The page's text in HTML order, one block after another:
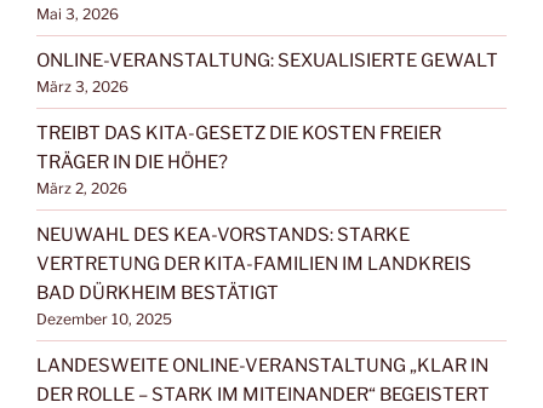
Mai 3, 2026
ONLINE-VERANSTALTUNG: SEXUALISIERTE GEWALT
März 3, 2026
TREIBT DAS KITA-GESETZ DIE KOSTEN FREIER
TRÄGER IN DIE HÖHE?
März 2, 2026
NEUWAHL DES KEA-VORSTANDS: STARKE
VERTRETUNG DER KITA-FAMILIEN IM LANDKREIS
BAD DÜRKHEIM BESTÄTIGT
Dezember 10, 2025
LANDESWEITE ONLINE-VERANSTALTUNG „KLAR IN
DER ROLLE – STARK IM MITEINANDER“ BEGEISTERT